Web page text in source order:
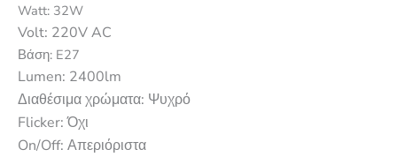
Watt: 32W
Volt: 220V AC
Βάση: E27
Lumen: 2400lm
Διαθέσιμα χρώματα: Ψυχρό
Flicker: Όχι
On/Off: Απεριόριστα